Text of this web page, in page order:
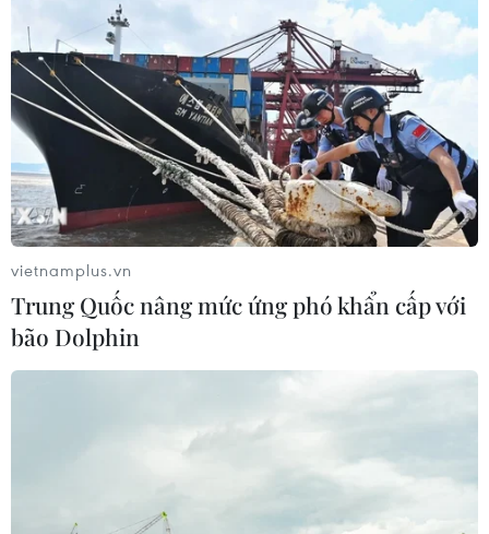
Nông dân Việt Nam
07/06/2026 02:48
Sáng 7/6/2026, tại Trung tâm Hội nghị Quốc gia (Hà
Nội), Đại hội đại biểu toàn quốc Hội Nông dân Việt
Nam lần thứ IX, nhiệm kỳ 2026-2031 tiến hành Phiên thứ
nhất.
vietnamplus.vn
Trung Quốc nâng mức ứng phó khẩn cấp với
bão Dolphin